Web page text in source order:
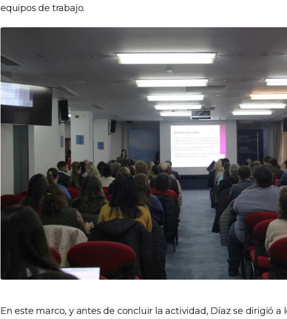
equipos de trabajo.
En este marco, y antes de concluir la actividad, Díaz se dirigió a